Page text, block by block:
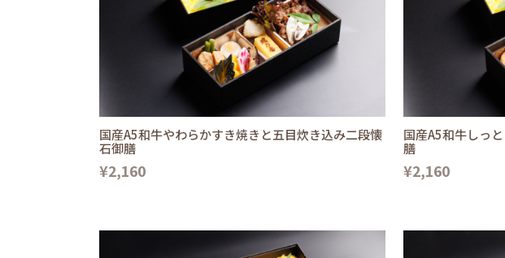
国産A5和牛やわらかすき焼きと五目炊き込み二段懐
石御膳
¥2,160
国産A5和牛しっ
膳
¥2,160